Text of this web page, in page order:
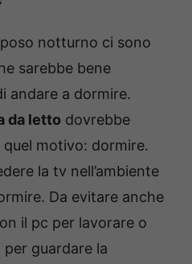
notturno ci sono
sarebbe bene
andare a dormire.
da letto dovrebbe
quel motivo: dormire.
la tv nell’ambiente
Da evitare anche
il pc per lavorare o
guardare la